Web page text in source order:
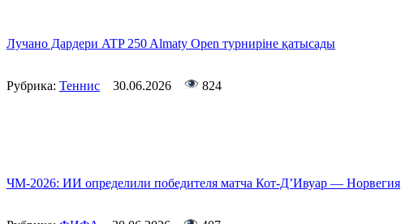
Лучано Дардери ATP 250 Almaty Open турниріне қатысады
Рубрика: Теннис 30.06.2026 824
ЧМ-2026: ИИ определили победителя матча Кот-Д’Ивуар — Норвегия